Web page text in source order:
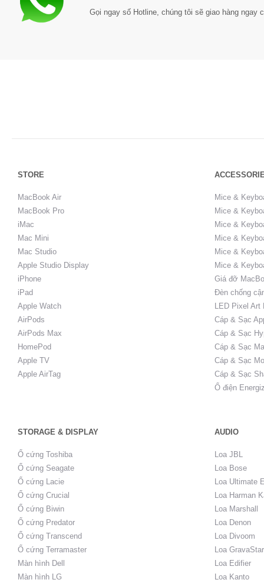
Gọi ngay số Hotline, chúng tôi sẽ giao hàng ngay
STORE
MacBook Air
MacBook Pro
iMac
Mac Mini
Mac Studio
Apple Studio Display
iPhone
iPad
Apple Watch
AirPods
AirPods Max
HomePod
Apple TV
Apple AirTag
Mice &
Mice &
Mice &
Mice &
Mice &
Mice &
Giá đỡ
Đèn chống
LED Pixel Art
Cáp & Sạc
Cáp & Sạc
Cáp & Sạc
Cáp & Sạc
Cáp & Sạc
Ổ điện
STORAGE & DISPLAY AUDIO
Ổ cứng Toshiba
Ổ cứng Seagate
Ổ cứng Lacie
Ổ cứng Crucial
Ổ cứng Biwin
Ổ cứng Predator
Ổ cứng Transcend
Ổ cứng Terramaster
Màn hình Dell
Màn hình LG
Loa JBL
Loa Bose
Loa Ultimate
Loa Harman
Loa Marshall
Loa Denon
Loa Divoom
Loa GravaStar
Loa Edifier
Loa Kanto